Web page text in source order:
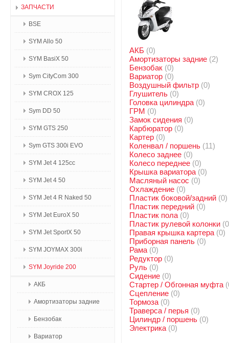
ЗАПЧАСТИ
BSE
SYM Allo 50
SYM BasiX 50
Sym CityCom 300
SYM CROX 125
Sym DD 50
SYM GTS 250
Sym GTS 300i EVO
SYM Jet 4 125сс
SYM Jet 4 50
SYM Jet 4 R Naked 50
SYM Jet EuroX 50
SYM Jet SportX 50
SYM JOYMAX 300i
SYM Joyride 200
АКБ
Амортизаторы задние
Бензобак
Вариатор
АКБ (0)
Амортизаторы задние (2)
Бензобак (0)
Вариатор (0)
Воздушный фильтр (0)
Глушитель (0)
Головка цилиндра (0)
ГРМ (0)
Замок сидения (0)
Карбюратор (0)
Картер (0)
Коленвал / поршень (11)
Колесо заднее (0)
Колесо переднее (0)
Крышка вариатора (0)
Масляный насос (0)
Охлаждение (0)
Пластик боковой/задний (0)
Пластик передний (0)
Пластик пола (0)
Пластик рулевой колонки
Правая крышка картера (0)
Приборная панель (0)
Рама (0)
Редуктор (0)
Руль (0)
Сидение (0)
Стартер / Обгонная муфта
Сцепление (0)
Тормоза (0)
Траверса / перья (0)
Цилиндр / поршень (0)
Электрика (0)